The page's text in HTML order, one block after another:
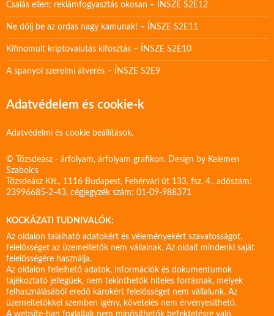
Csalás ellen: reklámfogyasztás okosan – ÍNSZE S2E12
Ne dőlj be az ordas nagy kamunak! – ÍNSZE S2E11
Kifinomult kriptovalutás kifosztás – ÍNSZE S2E10
A spanyol szerelmi átverés – ÍNSZE S2E9
Adatvédelem és cookie-k
Adatvédelmi és cookie beállítások.
© Tőzsdeász - árfolyam, árfolyam grafikon. Design by Kelemen
Szabolcs
Tőzsdeász Kft., 1116 Budapest, Fehérvári út 133. fsz. 4., adószám:
23996685-2-43, cégjegyzék szám: 01-09-988371
KOCKÁZATI TUDNIVALÓK:
Az oldalon található adatokért és véleményekért szavatosságot,
felelősséget az üzemeltetők nem vállalnak. Az oldalt mindenki saját
felelősségére használja.
Az oldalon fellelhető adatok, információk és dokumentumok
tájékoztató jellegűek, nem tekinthetők hiteles forrásnak, melyek
felhasználásából eredő károkért felelősséget nem vállalunk. Az
üzemeltetőkkel szemben igény, követelés nem érvényesíthető.
A website-ban foglaltak nem minősíthetők befektetésre való